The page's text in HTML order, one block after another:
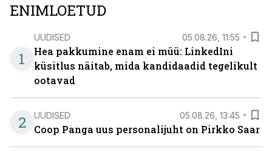
ENIMLOETUD
1
UUDISED 05.08.26, 11:55
Hea pakkumine enam ei müü: LinkedIni
küsitlus näitab, mida kandidaadid tegelikult
ootavad
2 UUDISED 05.08.26, 13:45
Coop Panga uus personalijuht on Pirkko Saar